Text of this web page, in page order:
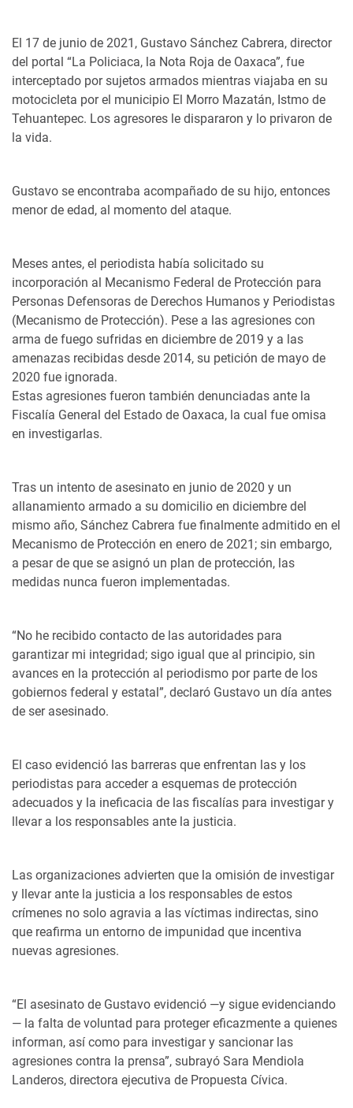
El 17 de junio de 2021, Gustavo Sánchez Cabrera, director
del portal “La Policiaca, la Nota Roja de Oaxaca”, fue
interceptado por sujetos armados mientras viajaba en su
motocicleta por el municipio El Morro Mazatán, Istmo de
Tehuantepec. Los agresores le dispararon y lo privaron de
la vida.
Gustavo se encontraba acompañado de su hijo, entonces
menor de edad, al momento del ataque.
Meses antes, el periodista había solicitado su
incorporación al Mecanismo Federal de Protección para
Personas Defensoras de Derechos Humanos y Periodistas
(Mecanismo de Protección). Pese a las agresiones con
arma de fuego sufridas en diciembre de 2019 y a las
amenazas recibidas desde 2014, su petición de mayo de
2020 fue ignorada.
Estas agresiones fueron también denunciadas ante la
Fiscalía General del Estado de Oaxaca, la cual fue omisa
en investigarlas.
Tras un intento de asesinato en junio de 2020 y un
allanamiento armado a su domicilio en diciembre del
mismo año, Sánchez Cabrera fue finalmente admitido en el
Mecanismo de Protección en enero de 2021; sin embargo,
a pesar de que se asignó un plan de protección, las
medidas nunca fueron implementadas.
“No he recibido contacto de las autoridades para
garantizar mi integridad; sigo igual que al principio, sin
avances en la protección al periodismo por parte de los
gobiernos federal y estatal”, declaró Gustavo un día antes
de ser asesinado.
El caso evidenció las barreras que enfrentan las y los
periodistas para acceder a esquemas de protección
adecuados y la ineficacia de las fiscalías para investigar y
llevar a los responsables ante la justicia.
Las organizaciones advierten que la omisión de investigar
y llevar ante la justicia a los responsables de estos
crímenes no solo agravia a las víctimas indirectas, sino
que reafirma un entorno de impunidad que incentiva
nuevas agresiones.
“El asesinato de Gustavo evidenció —y sigue evidenciando
— la falta de voluntad para proteger eficazmente a quienes
informan, así como para investigar y sancionar las
agresiones contra la prensa”, subrayó Sara Mendiola
Landeros, directora ejecutiva de Propuesta Cívica.